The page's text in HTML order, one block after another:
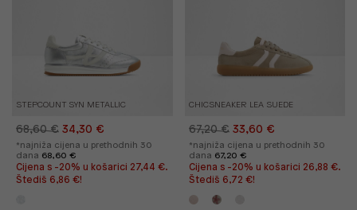
STEPCOUNT SYN METALLIC
68,60 € 34,30 €
*najniža cijena u prethodnih 30
dana 68,60 €
Cijena s -20% u košarici 27,44 €.
Štediš 6,86 €!
CHICSNEAKER LEA SUEDE
67,20 € 33,60 €
*najniža cijena u prethodnih 30
dana 67,20 €
Cijena s -20% u košarici 26,88 €.
Štediš 6,72 €!